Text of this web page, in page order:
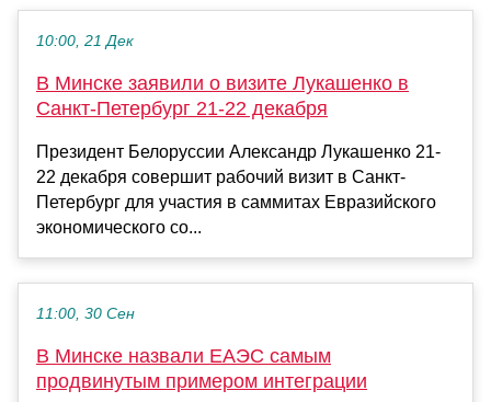
10:00, 21 Дек
В Минске заявили о визите Лукашенко в
Санкт-Петербург 21-22 декабря
Президент Белоруссии Александр Лукашенко 21-
22 декабря совершит рабочий визит в Санкт-
Петербург для участия в саммитах Евразийского
экономического со...
11:00, 30 Сен
В Минске назвали ЕАЭС самым
продвинутым примером интеграции